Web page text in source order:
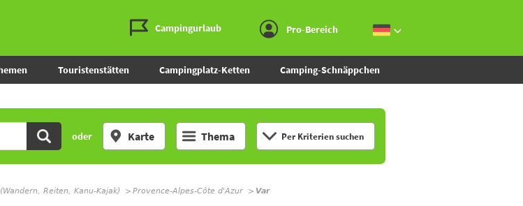
Campingurlaub Pro-Bereich
Touristenstätten Campingplatz-Ketten Camping-Schnäppchen
oder Karte Thema Per Kriterien suchen
Reiten, Kanu-Kajak) Provence-Alpes-Côte d'Azur Var